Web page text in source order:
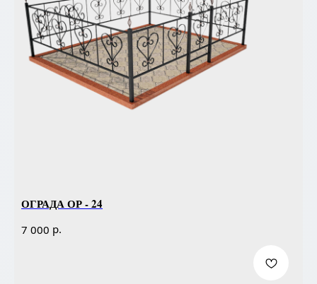
ОГРАДА ОР - 24
7 000 р.